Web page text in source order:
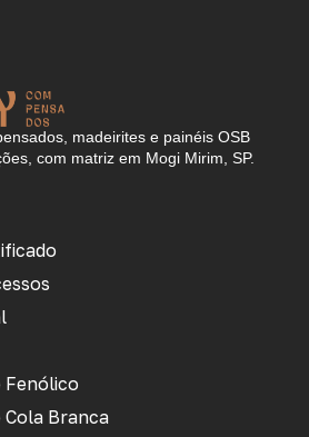
madeirites e painéis OSB
com matriz em Mogi Mirim, SP.
Fenólico
Cola Branca